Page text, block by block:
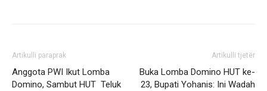
Artikulli paraprak
Anggota PWI Ikut Lomba
Domino, Sambut HUT Teluk
Artikulli tjetër
Buka Lomba Domino HUT ke-
23, Bupati Yohanis: Ini Wadah